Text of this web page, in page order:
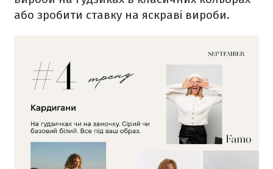
або зробити ставку на яскраві вироби.